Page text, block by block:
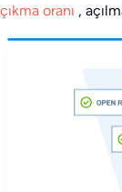
çıkma oranı ,